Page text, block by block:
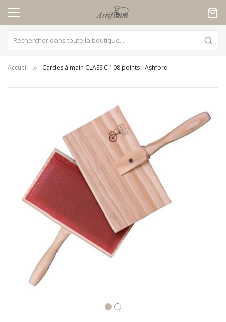
Accueil Cardes à main CLASSIC 108 points - Ashford